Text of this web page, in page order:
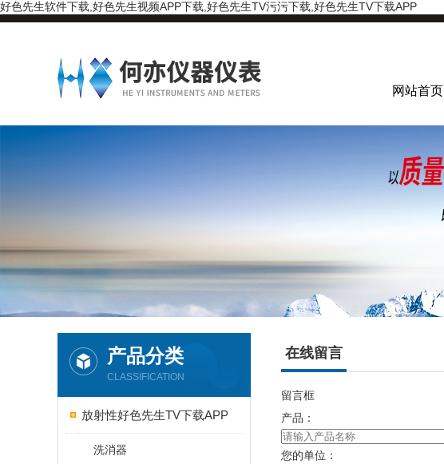
好色先生软件下载,好色先生视频APP下载,好色先生TV污污下载,好色先生TV下载APP
网站首页
产品分类
CLASSIFICATION
放射性好色先生TV下载APP
洗消器
在线留言
留言框
产品：
您的单位：